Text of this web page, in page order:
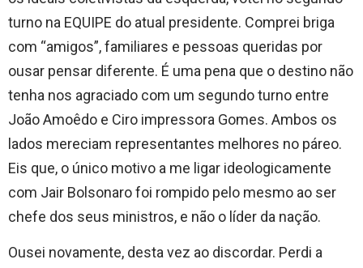
turno na EQUIPE do atual presidente. Comprei briga
com “amigos”, familiares e pessoas queridas por
ousar pensar diferente. É uma pena que o destino não
tenha nos agraciado com um segundo turno entre
João Amoêdo e Ciro impressora Gomes. Ambos os
lados mereciam representantes melhores no páreo.
Eis que, o único motivo a me ligar ideologicamente
com Jair Bolsonaro foi rompido pelo mesmo ao ser
chefe dos seus ministros, e não o líder da nação.
Ousei novamente, desta vez ao discordar. Perdi a